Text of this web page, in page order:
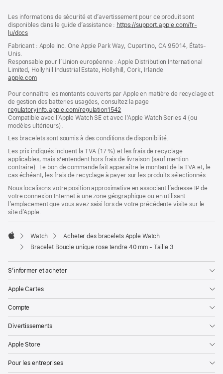
de
page
de
bas
page
Les informations de sécurité et d’avertissement pour ce produit sont
disponibles dans le guide d’assistance : https://support.apple.com/fr-
lu/docs
une
fenêtre)
Fabricant : Apple Inc. One Apple Park Way, Cupertino, CA 95014, États-
Unis.
Responsable pour l’Union européenne : Apple Distribution International
Limited, Hollyhill Industrial Estate, Hollyhill, Cork, Irlande
apple.com(s’ouvre
une
nouvelle
fenêtre)
Pour connaître les montants couverts par Apple en matière de recyclage et
de gestion des batteries usagées, consultez la page
regulatoryinfo.apple.com/regulation1542
dans
nouvelle
fenêtre)
Compatible avec l’Apple Watch SE et avec l’Apple Watch Series 4 (ou
modèles ultérieurs).
Les bracelets sont soumis à des conditions de disponibilité.
Les prix indiqués incluent la TVA (17 %) et les frais de recyclage
applicables, mais s'entendent hors frais de livraison (sauf mention
contraire). Le bon de commande fait apparaître le montant de la TVA et, le
cas échéant, les frais de recyclage à payer sur les produits sélectionnés.
Nous localisons votre position approximative en associant l’adresse IP de
votre connexion Internet à une zone géographique ou en utilisant
l’emplacement que vous avez saisi lors de votre précédente visite sur le
site d’Apple.
Apple
Watch
Acheter des bracelets Apple Watch
Bracelet Boucle unique rose tendre 40 mm - Taille 3
S’informer et acheter
Apple Cartes
Compte
Divertissements
Apple Store
Pour les entreprises